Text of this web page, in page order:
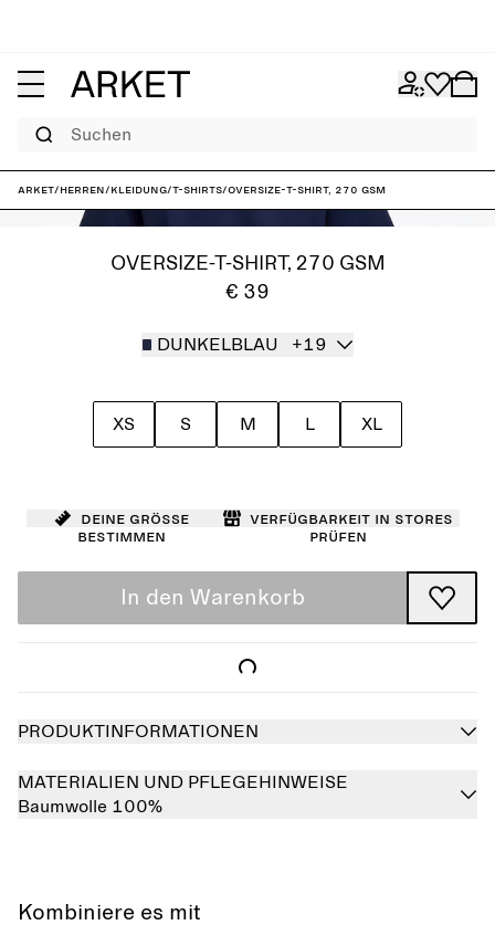
Suchen
ARKET/Herren/Kleidung/T-Shirts/Oversize-T-Shirt, 270 GSM
OVERSIZE-T-SHIRT, 270 GSM
€ 39
DUNKELBLAU +19
XS S M L XL
Deine Größe
bestimmen
Verfügbarkeit in Stores
prüfen
In den Warenkorb
PRODUKTINFORMATIONEN
MATERIALIEN UND PFLEGEHINWEISE
Baumwolle 100%
Kombiniere es mit